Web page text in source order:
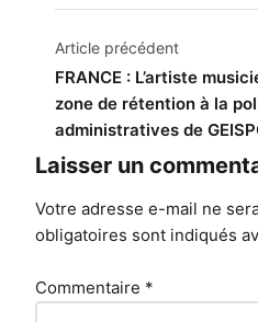
Navigation
de
l’article
Article précédent
FRANCE : L’artiste
zone de rétention à la
administratives de
Laisser un
Votre adresse e-mail ne
obligatoires sont indiqués
Commentaire *